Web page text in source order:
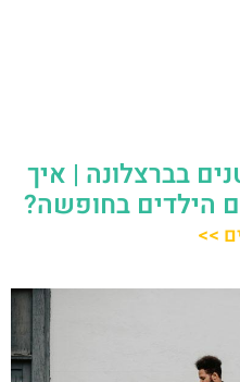
בברצלונה | איך
הילדים בחופשה?
>>